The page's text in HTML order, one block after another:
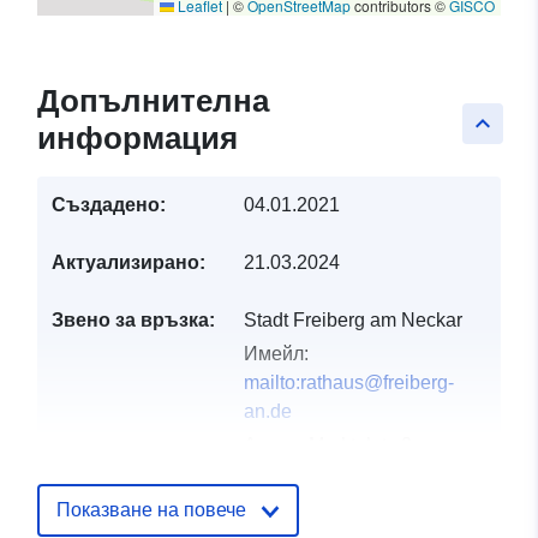
Leaflet | ©OpenStreetMapcontributors ©GISCO
keyboard_arrow_up
Допълнителна
информация
Създадено: 04.01.2021
Актуализирано: 21.03.2024
Звено за връзка:
Stadt Freiberg am Neckar
Имейл:
mailto:rathaus@freiberg-
an.de
Deutschland
Показване на повече